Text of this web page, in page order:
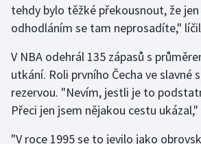
Veslování
Vodní slalom
Volejbal
Ostatní
tehdy bylo těžké překousnout, že
odhodláním se tam neprosadíte,"
V NBA odehrál 135 zápasů s
utkání. Roli prvního Čecha ve slavné
rezervou. "Nevím, jestli je to
Přeci jen jsem nějakou cestu
"V roce 1995 se to jevilo jako